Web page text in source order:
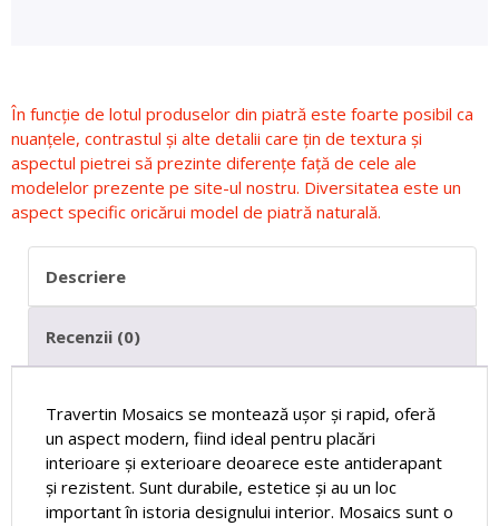
În funcție de lotul produselor din piatră este foarte posibil ca
nuanțele, contrastul și alte detalii care țin de textura și
aspectul pietrei să prezinte diferențe față de cele ale
modelelor prezente pe site-ul nostru. Diversitatea este un
aspect specific oricărui model de piatră naturală.
Descriere
Recenzii (0)
Travertin Mosaics se montează ușor și rapid, oferă
un aspect modern, fiind ideal pentru placări
interioare și exterioare deoarece este antiderapant
și rezistent. Sunt durabile, estetice și au un loc
important în istoria designului interior. Mosaics sunt o